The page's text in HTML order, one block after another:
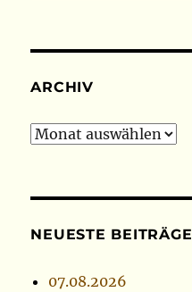
ARCHIV
Archiv
NEUESTE BEITRÄGE
07.08.2026